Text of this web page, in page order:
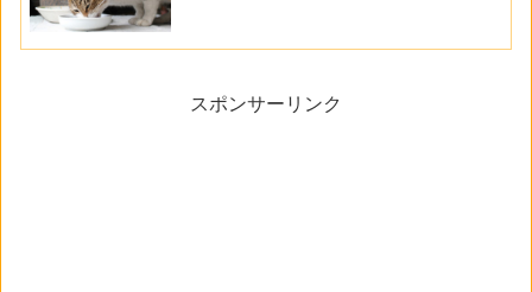
スポンサーリンク